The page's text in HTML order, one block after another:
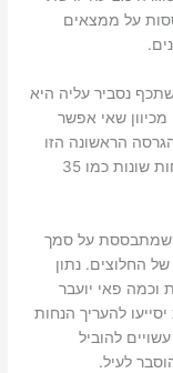
על ממצאים
נסביר עליה היא
שאי אפשר
הראשונה הזו
תוכננה בהתבסס על נתוני עבר, סימולציות והנחות שונות כמו 35
שמתבססת על סמך
החלוצים. נתון
וכמה פאי יועבר
להעריך הנחות
להוביל
לעיל.